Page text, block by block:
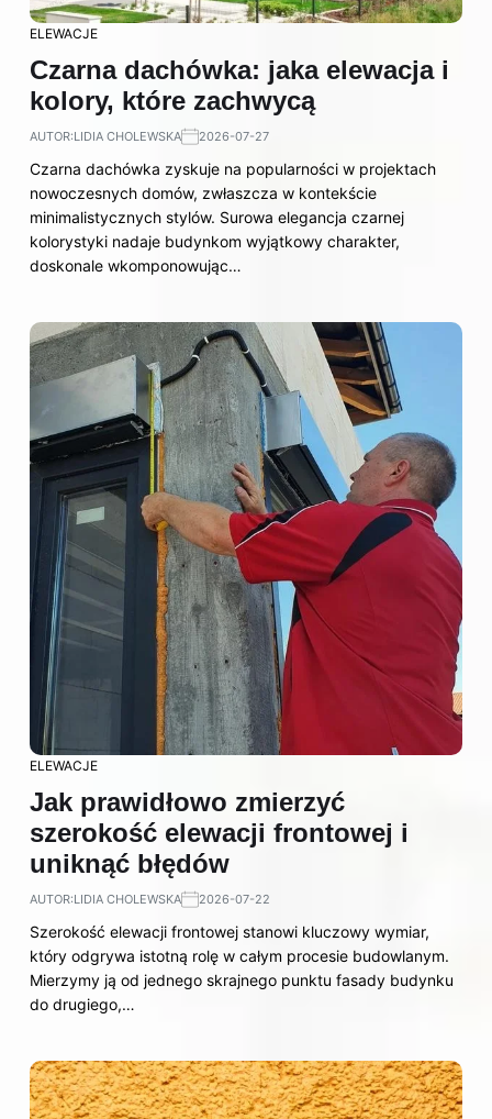
ELEWACJE
Czarna dachówka: jaka elewacja i
kolory, które zachwycą
AUTOR:LIDIA CHOLEWSKA 2026-07-27
Czarna dachówka zyskuje na popularności w projektach
nowoczesnych domów, zwłaszcza w kontekście
minimalistycznych stylów. Surowa elegancja czarnej
kolorystyki nadaje budynkom wyjątkowy charakter,
doskonale wkomponowując…
ELEWACJE
Jak prawidłowo zmierzyć
szerokość elewacji frontowej i
uniknąć błędów
AUTOR:LIDIA CHOLEWSKA 2026-07-22
Szerokość elewacji frontowej stanowi kluczowy wymiar,
który odgrywa istotną rolę w całym procesie budowlanym.
Mierzymy ją od jednego skrajnego punktu fasady budynku
do drugiego,…